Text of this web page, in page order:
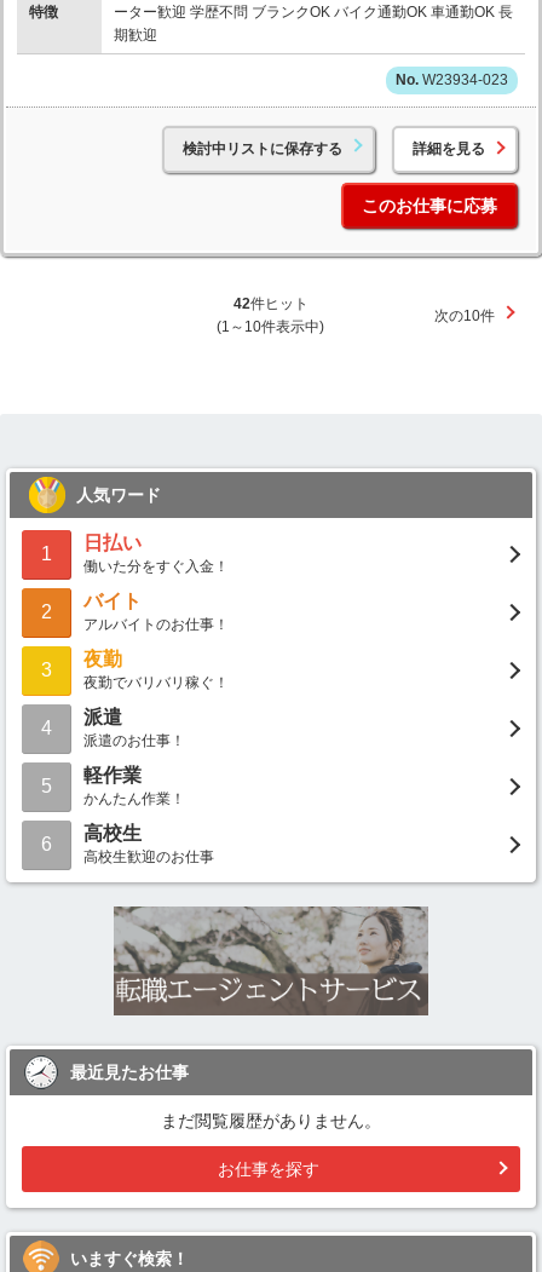
特徴
ーター歓迎 学歴不問 ブランクOK バイク通勤OK 車通勤OK 長
期歓迎
W23934-023
検討中リストに保存する 詳細を見る
このお仕事に応募
42件ヒット
(1～10件表示中)
次の10件
人気ワード
1
日払い
働いた分をすぐ入金！
2
バイト
アルバイトのお仕事！
3
夜勤
夜勤でバリバリ稼ぐ！
4
派遣
派遣のお仕事！
5
軽作業
かんたん作業！
6
高校生
高校生歓迎のお仕事
最近見たお仕事
まだ閲覧履歴がありません。
お仕事を探す
いますぐ検索！